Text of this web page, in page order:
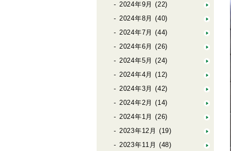
2024年9月 (22)
2024年8月 (40)
2024年7月 (44)
2024年6月 (26)
2024年5月 (24)
2024年4月 (12)
2024年3月 (42)
2024年2月 (14)
2024年1月 (26)
2023年12月 (19)
2023年11月 (48)